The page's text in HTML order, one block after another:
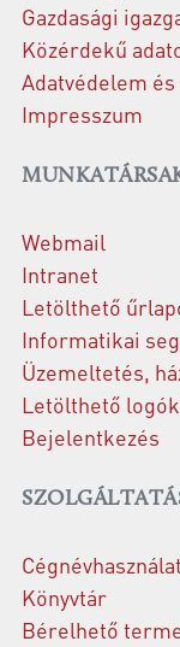
Gazdasági
Közérdekű
Adatvédelem
Impresszum
Webmail
Intranet
Letölthető
Informatikai
Üzemeltetés,
Letölthető logók
Bejelentkezés
Cégnévhasználat
Könyvtár
Bérelhető